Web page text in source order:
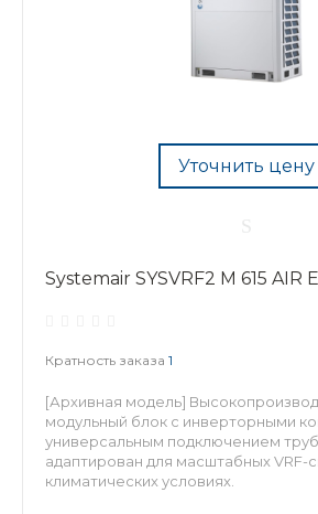
Уточнить цену
Systemair SYSVRF2 M 615 AIR
Кратность заказа 1
[Архивная модель]
модульный блок с инверторными
универсальным подключением
адаптирован для масштабных VRF-
климатических условиях.